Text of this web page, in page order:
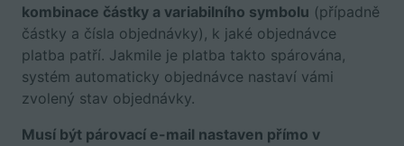
kombinace částky a variabilního symbolu (případně
částky a čísla objednávky), k jaké objednávce
platba patří. Jakmile je platba takto spárována,
systém automaticky objednávce nastaví vámi
zvolený stav objednávky.
Musí být párovací e-mail nastaven přímo v